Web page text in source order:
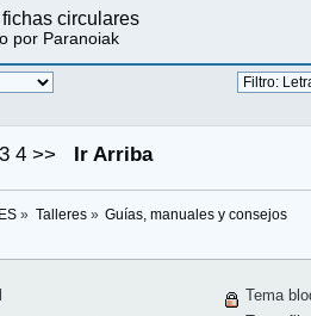
circulares
por Paranoiak
3 4 >> Ir Arriba
» Talleres» Guías, manuales y consejos
Tema